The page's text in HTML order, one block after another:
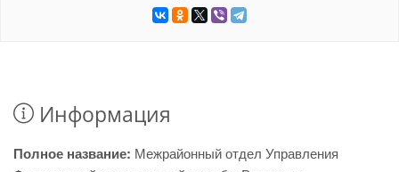
Информация
Полное название: Межрайонный отдел Управления